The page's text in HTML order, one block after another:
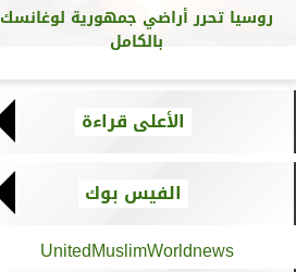
روسيا تحرر أراضي جمهورية لوغانسك
بالكامل
الأعلى قراءة
الفيس بوك
UnitedMuslimWorldnews